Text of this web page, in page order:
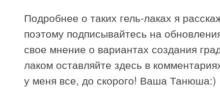
Подробнее о таких гель-лаках я
поэтому подписывайтесь на
свое мнение о вариантах создания
лаком оставляйте здесь в
у меня все, до скорого! Ваша Танюша:)